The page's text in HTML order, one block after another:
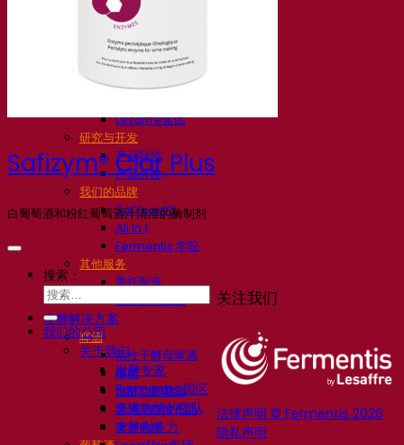
我们的公司
关于我们
发酵专家
Fermentis 园区
充满热情的团队
Lesaffre集团
研究与开发
产品特性
产品开发
我们的品牌
SafYeast™
All In 1
Fermentis 学院
其他服务
委托制造
酒水饮料品鉴
发酵解决方案
啤酒
活性干酵母啤酒
细菌
发酵助剂啤酒
啤酒功能性产品
啤酒风格
Safizym® Clar Plus
白葡萄酒和粉红葡萄酒汁清澄的酶制剂
关注我们
法律声明 © Fermentis 2026
隐私声明
搜索：
我们的公司
关于我们
发酵专家
Fermentis 园区
充满热情的团队
支持创造力